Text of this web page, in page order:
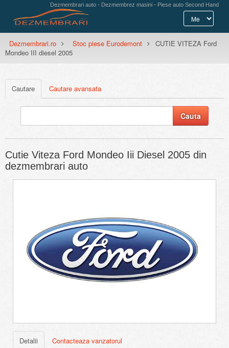
Dezmembrari auto - Dezmembrez masini - Piese auto Second Hand
Dezmembrari.ro Stoc piese Eurodemont
CUTIE VITEZA Ford
Mondeo III diesel 2005
Cautare Cautare avansata
Cutie Viteza Ford Mondeo Iii Diesel 2005 din
dezmembrari auto
Detalii Contacteaza vanzatorul